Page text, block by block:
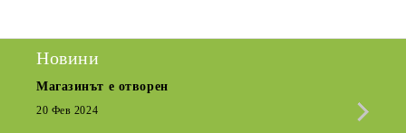
Новини
Магазинът е отворен
20 Фев 2024